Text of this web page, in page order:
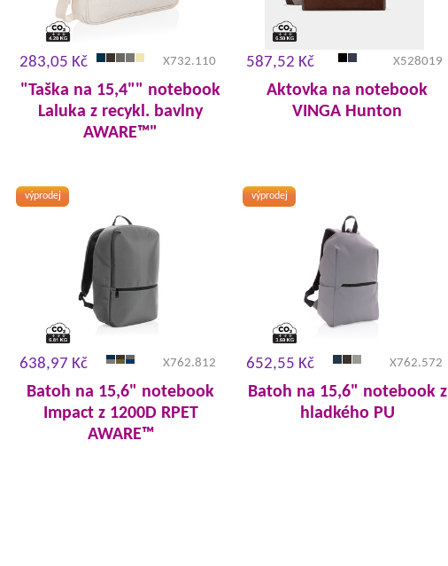
283,05 Kč X732.110
"Taška na 15,4"" notebook
Laluka z recykl. bavlny
AWARE™"
587,52 Kč X528019
Aktovka na notebook
VINGA Hunton
výprodej
638,97 Kč X762.812
Batoh na 15,6" notebook
Impact z 1200D RPET
AWARE™
výprodej
652,55 Kč X762.572
Batoh na 15,6" notebook z
hladkého PU